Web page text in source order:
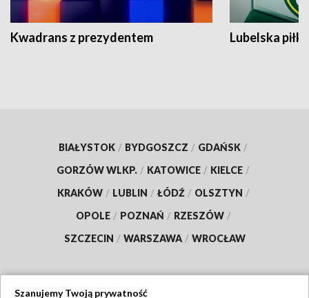
Kwadrans z prezydentem Lubelska piłka
BIAŁYSTOK / BYDGOSZCZ / GDAŃSK /
GORZÓW WLKP. / KATOWICE / KIELCE /
KRAKÓW / LUBLIN / ŁÓDŹ / OLSZTYN /
OPOLE / POZNAŃ / RZESZÓW /
SZCZECIN / WARSZAWA / WROCŁAW
Szanujemy Twoją prywatność